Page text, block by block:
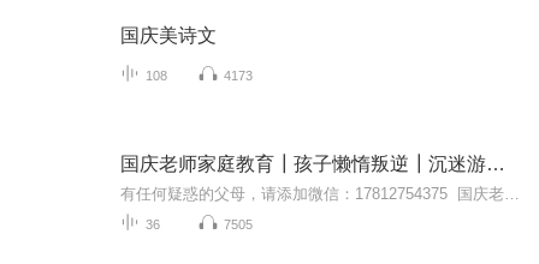
国庆美诗文
108 4173
国庆老师家庭教育┃孩子懒惰叛逆┃沉迷游戏┃厌学
36 7505